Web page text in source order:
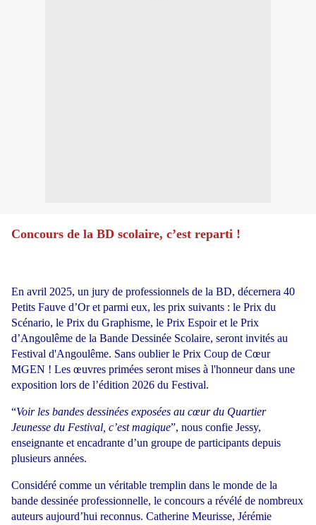
Concours de la BD scolaire, c’est reparti !
En avril 2025, un jury de professionnels de la BD, décernera 40
Petits Fauve d’Or et parmi eux, les prix suivants : le Prix du
Scénario, le Prix du Graphisme, le Prix Espoir et le Prix
d’Angoulême de la Bande Dessinée Scolaire, seront invités au
Festival d'Angoulême. Sans oublier le Prix Coup de Cœur
MGEN ! Les œuvres primées seront mises à l'honneur dans une
exposition lors de l’édition 2026 du Festival.
“Voir les bandes dessinées exposées au cœur du Quartier
Jeunesse du Festival, c’est magique”, nous confie Jessy,
enseignante et encadrante d’un groupe de participants depuis
plusieurs années.
Considéré comme un véritable tremplin dans le monde de la
bande dessinée professionnelle, le concours a révélé de nombreux
auteurs aujourd’hui reconnus. Catherine Meurisse, Jérémie